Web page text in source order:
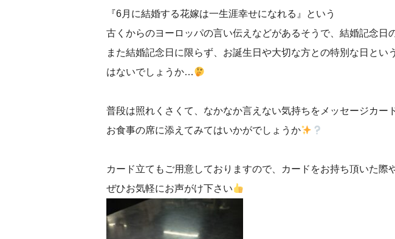
『6月に結婚する花嫁は一生涯幸せになれる』という
古くからのヨーロッパの言い伝えなどがあるそうで、結婚記念日
また結婚記念日に限らず、お誕生日や大切な方との特別な日とい
はないでしょうか…
普段は照れくさくて、なかなか言えない気持ちをメッセージカー
お食事の席に添えてみてはいかがでしょうか
カード立てもご用意しておりますので、カードをお持ち頂いた際
ぜひお気軽にお声がけ下さい